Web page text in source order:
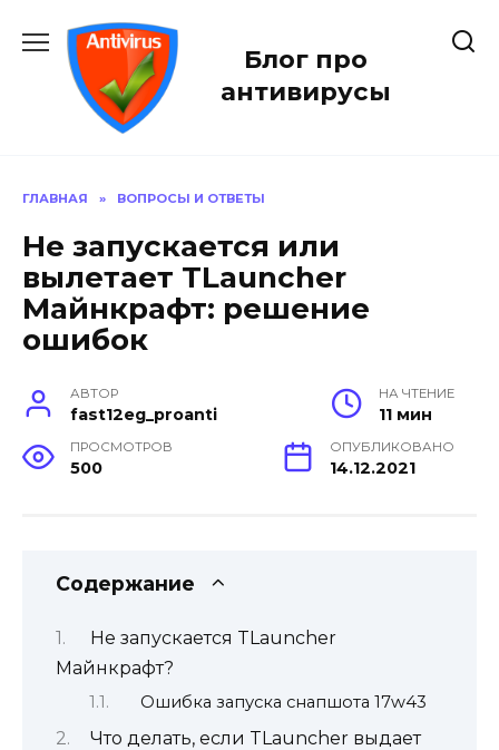
содержанию
Блог про
антивирусы
ГЛАВНАЯ » ВОПРОСЫ И ОТВЕТЫ
Не запускается или
вылетает TLauncher
Майнкрафт: решение
ошибок
АВТОР
fast12eg_proanti
НА ЧТЕНИЕ
11 мин
ПРОСМОТРОВ
500
ОПУБЛИКОВАНО
14.12.2021
Содержание
Не запускается TLauncher
Майнкрафт?
Ошибка запуска снапшота 17w43
Что делать, если TLauncher выдает